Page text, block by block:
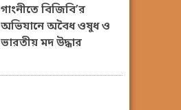
গাংনীতে বিজিবি’র
অভিযানে অবৈধ ওষুধ ও
ভারতীয় মদ উদ্ধার